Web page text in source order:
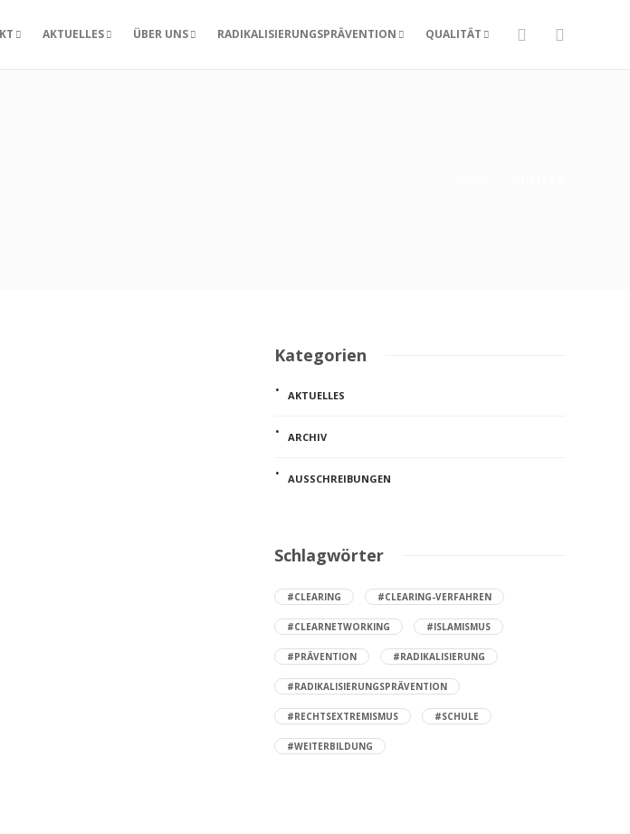
AKTUELLES ÜBER UNS RADIKALISIERUNGSPRÄVENTION QUALITÄT
Kategorien
AKTUELLES
ARCHIV
AUSSCHREIBUNGEN
Schlagwörter
#CLEARING #CLEARING-VERFAHREN
#CLEARNETWORKING #ISLAMISMUS
#PRÄVENTION #RADIKALISIERUNG
#RADIKALISIERUNGSPRÄVENTION
#RECHTSEXTREMISMUS #SCHULE
#WEITERBILDUNG